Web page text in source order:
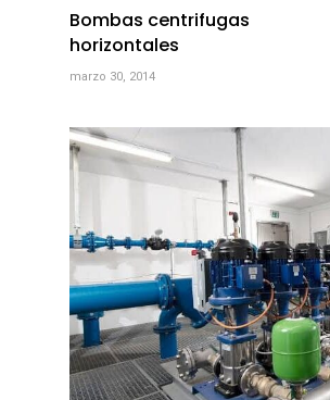
Bombas centrifugas
horizontales
marzo 30, 2014